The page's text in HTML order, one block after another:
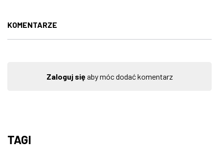
KOMENTARZE
Zaloguj sięaby móc dodać komentarz
TAGI